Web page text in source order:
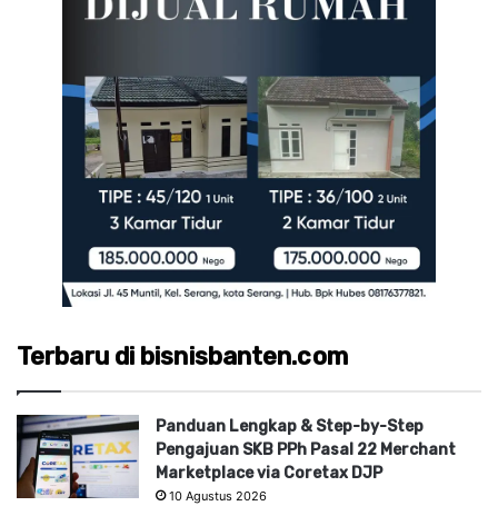
Terbaru di bisnisbanten.com
Panduan Lengkap & Step-by-Step
Pengajuan SKB PPh Pasal 22 Merchant
Marketplace via Coretax DJP
10 Agustus 2026